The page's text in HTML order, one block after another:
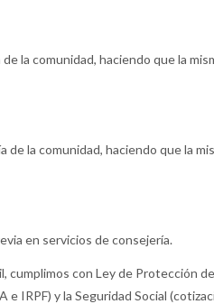
la comunidad, haciendo que la
de la comunidad, haciendo que la
en servicios de consejería.
con Ley de Protección
IRPF) y la Seguridad Social